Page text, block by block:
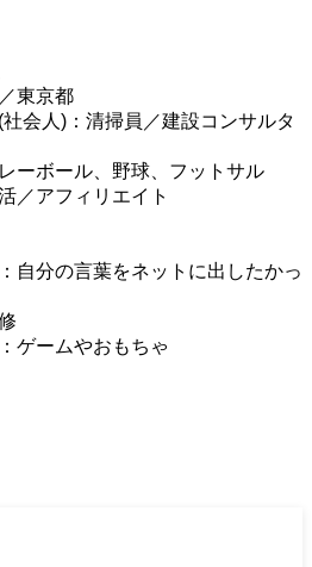
東京都
会人)：清掃員／建設コンサルタ
ーボール、野球、フットサル
／アフィリエイト
自分の言葉をネットに出したかっ
ゲームやおもちゃ